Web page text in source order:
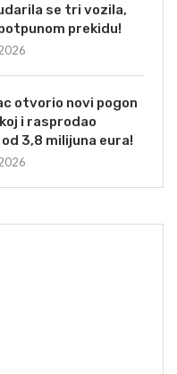
se tri vozila,
prekidu!
otvorio novi pogon
i rasprodao
3,8 milijuna eura!